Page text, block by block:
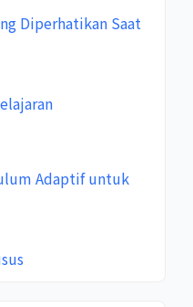
Diperhatikan Saat
Adaptif untuk